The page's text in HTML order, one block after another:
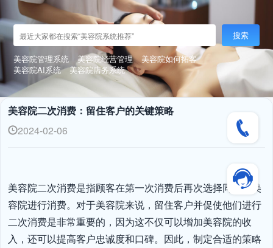
搜索
美容院管理系统 美容院经营管理
美容院如何拓客
美容院AI系统
美容院店务系统
美容院二次消费：留住客户的关键策略
2024-02-06
美容院二次消费是指顾客在第一次消费后再次选择同一家美
容院进行消费。对于美容院来说，留住客户并促使他们进行
二次消费是非常重要的，因为这不仅可以增加美容院的收
入，还可以提高客户忠诚度和口碑。因此，制定合适的策略